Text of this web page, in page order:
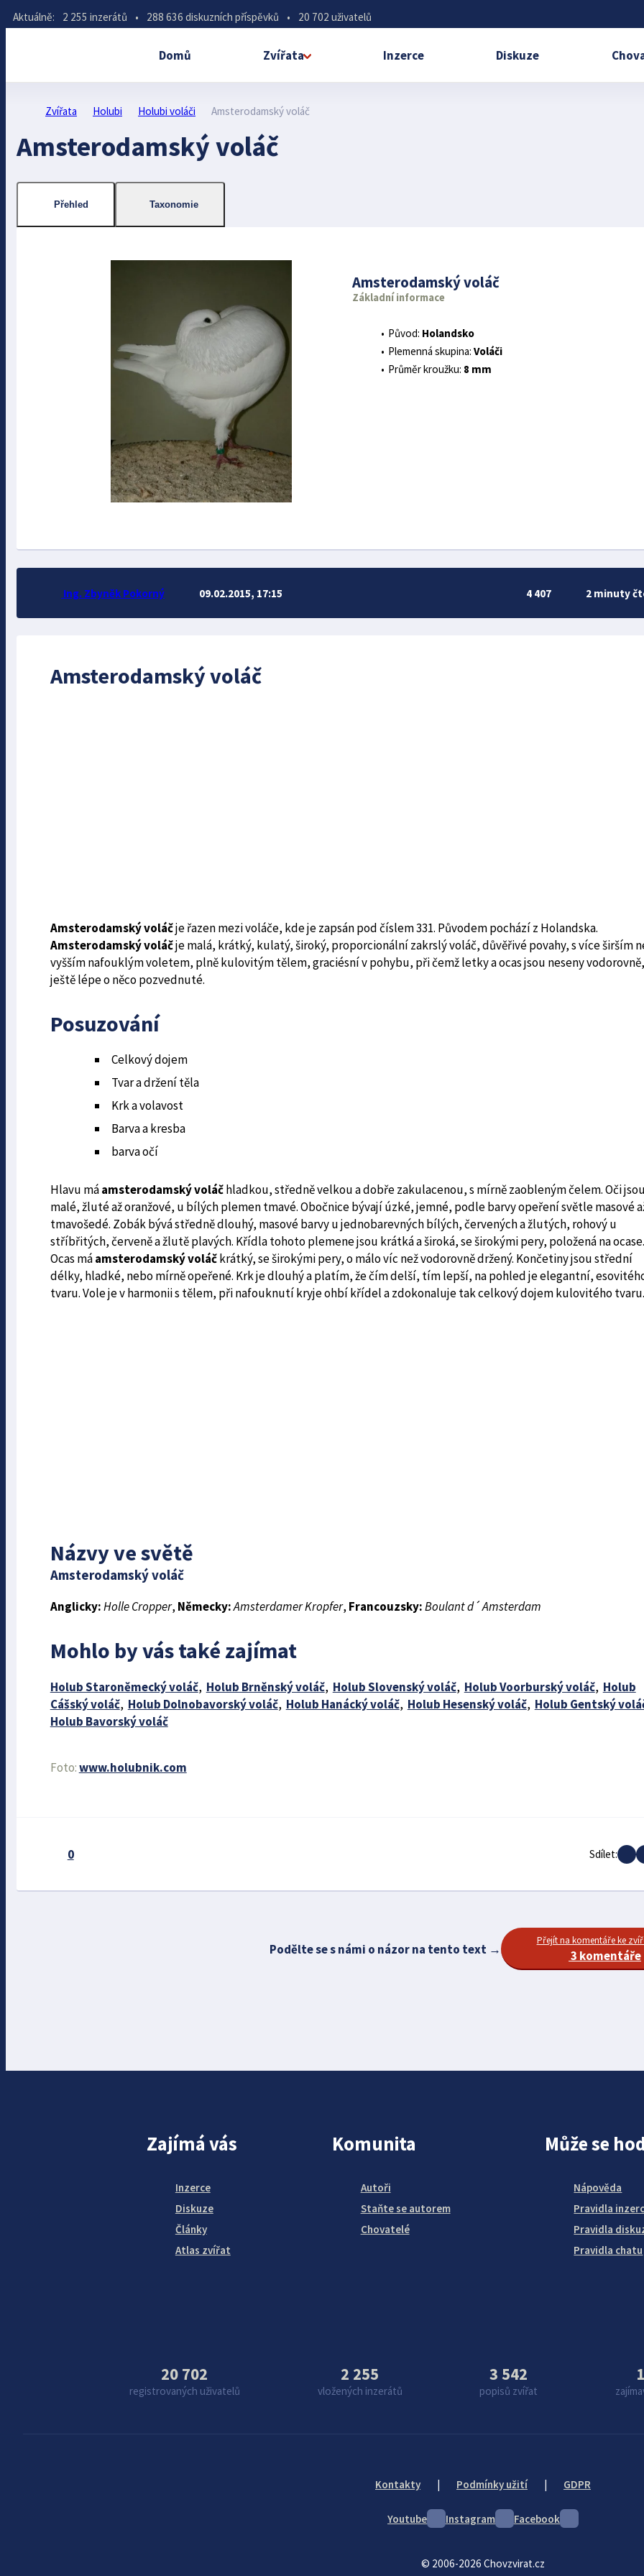
Aktuálně: 2 255 inzerátů • 288 636 diskuzních příspěvků • 20 702 uživatelů
Domů Zvířata Inzerce Diskuze
Zvířata Holubi Holubi voláči Amsterodamský voláč
Amsterodamský voláč
Amsterodamský voláč
Amsterodamský voláčje řazen mezi voláče, kde je zapsán pod číslem 331. Původem pochází z Holandska.
Amsterodamský voláčje malá, krátký, kulatý, široký, proporcionální zakrslý voláč, důvěřivé povahy, s více širším
vyšším nafouklým voletem, plně kulovitým tělem, graciésní v pohybu, při čemž letky a ocas jsou neseny vodorovně,
ještě lépe o něco pozvednuté.
Posuzování
Celkový dojem
Tvar a držení těla
Krk a volavost
Barva a kresba
barva očí
Hlavu máamsterodamský voláčhladkou, středně velkou a dobře zakulacenou, s mírně zaobleným čelem. Oči
malé, žluté až oranžové, u bílých plemen tmavé. Obočnice bývají úzké, jemné, podle barvy opeření světle masové
tmavošedé. Zobák bývá středně dlouhý, masové barvy u jednobarevných bílých, červených a žlutých, rohový u
stříbřitých, červeně a žlutě plavých. Křídla tohoto plemene jsou krátká a široká, se širokými pery, položená na ocase.
Ocas máamsterodamský voláčkrátký, se širokými pery, o málo víc než vodorovně držený. Končetiny jsou střední
délky, hladké, nebo mírně opeřené. Krk je dlouhý a platím, že čím delší, tím lepší, na pohled je elegantní,
tvaru. Vole je v harmonii s tělem, při nafouknutí kryje ohbí křídel a zdokonaluje tak celkový dojem kulovitého tvaru.
Názvy ve světě
Amsterodamský voláč
Anglicky:Holle Cropper, Německy:Amsterdamer Kropfer, Francouzsky:Boulant d´ Amsterdam
Mohlo by vás také zajímat
Holub Staroněmecký voláč, Holub Brněnský voláč, Holub Slovenský voláč, Holub Voorburský voláč, Holub
Cášský voláč, Holub Dolnobavorský voláč, Holub Hanácký voláč, Holub Hesenský voláč, Holub Gentský
Holub Bavorský voláč
Foto:www.holubnik.com
Přehled Taxonomie
Amsterodamský voláč
Základní informace
Původ: Holandsko
Plemenná skupina:Voláči
Průměr kroužku: 8 mm
Ing. Zbyněk Pokorný 09.02.2015, 17:15 4 407 2 minuty
0 Sdílet:
Podělte se s námi o názor na tento text →
Přejít na komentáře ke
3 komentáře
Zajímá vás
Inzerce
Diskuze
Články
Atlas zvířat
Komunita
Autoři
Staňte se autorem
Chovatelé
Může se
Nápověda
Pravidla
Pravidla
Pravidla chatu
20 702
registrovaných uživatelů
2 255
vložených inzerátů
3 542
popisů zvířat
© 2006-2026 Chovzvirat.cz
Youtube Instagram Facebook
Kontakty Podmínky užití GDPR